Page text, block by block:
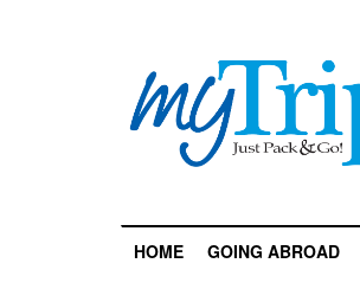
HOME GOING ABROAD